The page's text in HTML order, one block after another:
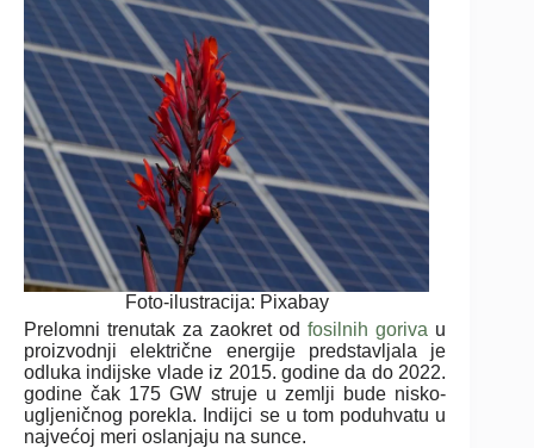
Foto-ilustracija: Pixabay
Prelomni trenutak za zaokret odfosilnih goriva u
proizvodnji električne energije predstavljala je
odluka indijske vlade iz 2015. godine da do 2022.
godine čak 175 GW struje u zemlji bude nisko-
ugljeničnog porekla. Indijci se u tom poduhvatu u
najvećoj meri oslanjaju na sunce.